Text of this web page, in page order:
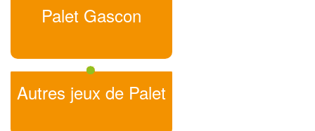
Palet Gascon
Autres jeux de Palet